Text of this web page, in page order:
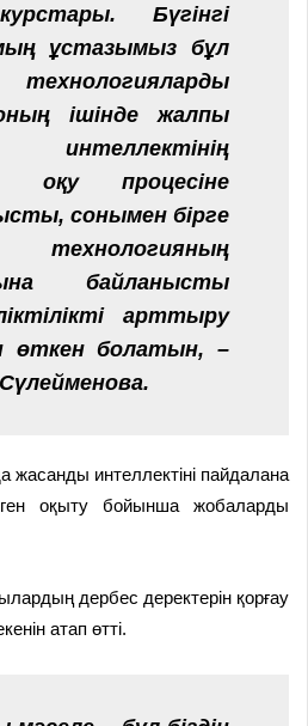
Бүгінгі
ұстазымыз бұл
ішінде жалпы
оқу процесіне
сонымен бірге
байланысты
арттыру
өткен болатын, –
жасанды интеллектіні пайдалана
оқыту бойынша жобаларды
дербес деректерін қорғау
атап өтті.